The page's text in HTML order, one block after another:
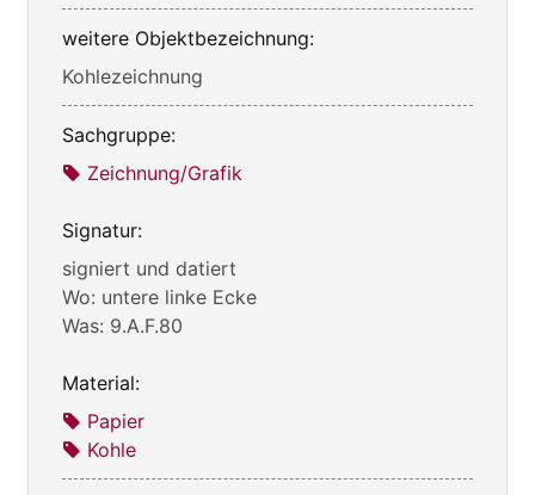
weitere Objektbezeichnung:
Kohlezeichnung
Sachgruppe:
Zeichnung/Grafik
Signatur:
signiert und datiert
Wo: untere linke Ecke
Was: 9.A.F.80
Material:
Papier
Kohle